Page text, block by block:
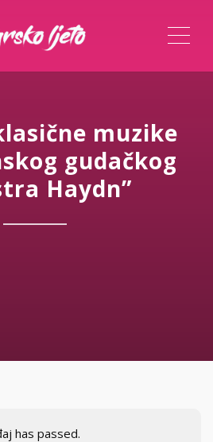
muzike
gudačkog
Haydn”
has passed.